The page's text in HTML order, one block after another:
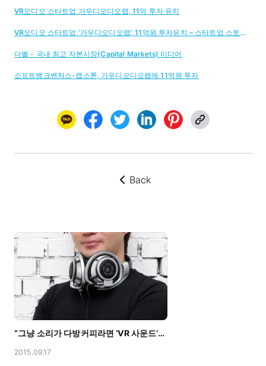
VR오디오 스타트업 가우디오디오랩, 11억 투자 유치
VR오디오 스타트업 ‘가우디오디오랩’, 11억원 투자유치 – 스타트업 스토리 플랫폼 '플래텀(Platum)'
더벨 - 국내 최고 자본시장(Capital Markets) 미디어
소프트뱅크벤처스-캡스톤, 가우디오디오랩에 11억원 투자
뒤로가기
Back
“그냥 소리가 다방커피라면 ‘VR 사운드’는 에스프레소죠” with 머니투데이
2015.09.17